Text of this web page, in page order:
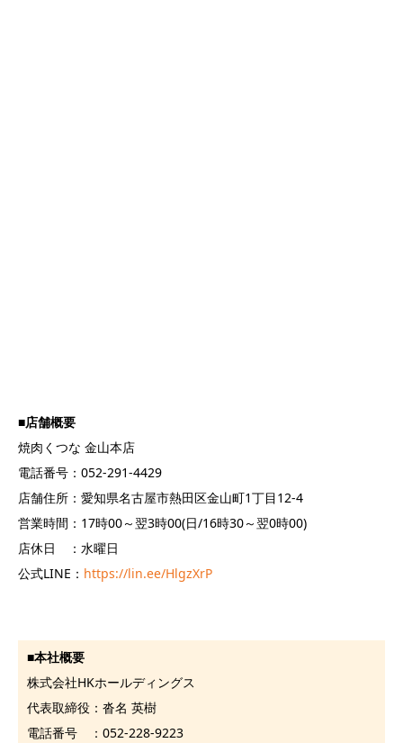
■店舗概要
焼肉くつな 金山本店
電話番号：052-291-4429
店舗住所：愛知県名古屋市熱田区金山町1丁目12-4
営業時間：17時00～翌3時00(日/16時30～翌0時00)
店休日 ：水曜日
公式LINE： https://lin.ee/HlgzXrP
■本社概要
株式会社HKホールディングス
代表取締役：沓名 英樹
電話番号 ：052-228-9223